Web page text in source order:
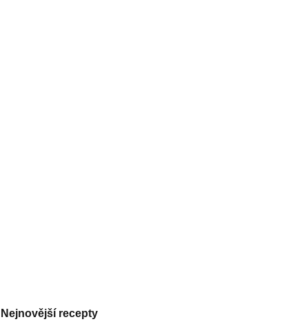
Nejnovější recepty